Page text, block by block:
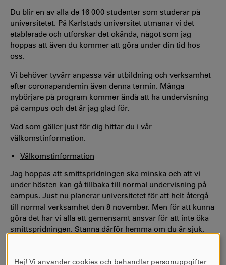
Du blir en av alla de 16 000 studenter som studerar på
universitetet. På Karlstads universitet utmanar vi det
etablerade och utforskar det okända, något som jag
hoppas att även du kommer att göra under din tid hos
oss.
Vi behöver tyvärr anpassa vår utbildning och verksamhet
efter coronapandemin även denna termin. Många
nybörjare på program kommer ändå att ha undervisning
på campus och det är jag glad för.
Vad som gäller just för dig hittar du i vår
välkomstinformation.
Välkomstinformation
Jag hoppas att smittspridningen ska minska och att vi
under hösten kan gå tillbaka till normal undervisning på
campus. Just nu planerar universitetet för att helt återgå
till normal verksamhet den 8 november. Men för att kunna
göra det har vi alla ett gemensamt ansvar för att inte öka
smittspridningen. Stanna därför hemma om du är sjuk,
Hej! Vi använder cookies och behandlar personuppgifter